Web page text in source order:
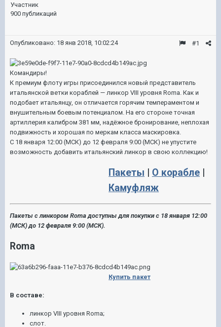
Участник
900 публикаций
#1
Опубликовано: 18 янв 2018, 10:02:24
Командиры!
К премиум флоту игры присоединился новый представитель
итальянской ветки кораблей — линкор VIII уровня Roma. Как и
подобает итальянцу, он отличается горячим темпераментом и
внушительным боевым потенциалом. На его стороне точная
артиллерия калибром 381 мм, надёжное бронирование, неплохая
подвижность и хорошая по меркам класса маскировка.
С 18 января 12:00 (МСК) до 12 февраля 9:00 (МСК) не упустите
возможность добавить итальянский линкор в свою коллекцию!
Пакеты О корабле
Камуфляж
Пакеты с линкором Roma доступны для покупки с 18 января 12:00
(МСК) до 12 февраля 9:00 (МСК).
Roma
Купить пакет
В составе:
линкор VIII уровня Roma;
слот.